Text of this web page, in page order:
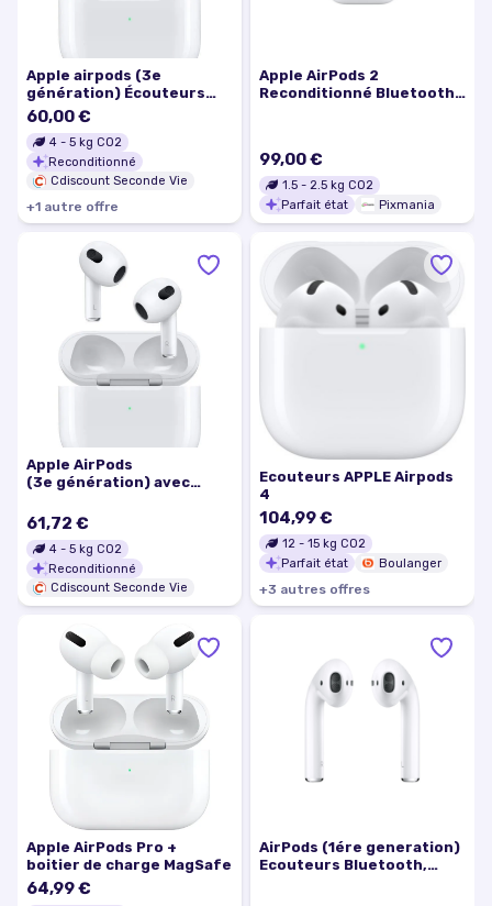
Apple airpods (3e
génération) Écouteurs
sans fil
60,00 €
4 - 5 kg CO2
Reconditionné
Cdiscount Seconde Vie
+1 autre offre
Apple AirPods 2
Reconditionné Bluetooth
99,00 €
1.5 - 2.5 kg CO2
Parfait état
Pixmania
Apple AirPods
(3e génération) avec
Lightning - Blanc blanc
61,72 €
4 - 5 kg CO2
Reconditionné
Cdiscount Seconde Vie
Ecouteurs APPLE Airpods
4
104,99 €
12 - 15 kg CO2
Parfait état
Boulanger
+3 autres offres
Apple AirPods Pro +
boitier de charge MagSafe
64,99 €
AirPods (1ére generation)
Ecouteurs Bluetooth,